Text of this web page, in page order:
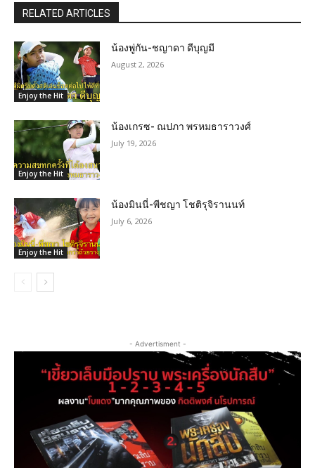
RELATED ARTICLES
Enjoy the Hit
น้องพู่กัน-ชญาดา ดีบุญมี
August 2, 2026
Enjoy the Hit
น้องเกรซ- ณปภา พรหมธาราวงศ์
July 19, 2026
Enjoy the Hit
น้องมินนี่-พีชญา โชติรุจิรานนท์
July 6, 2026
- Advertisment -